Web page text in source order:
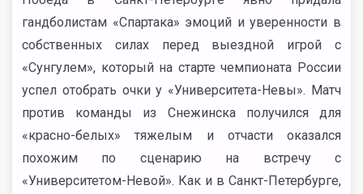
гандболистам «Спартака» эмоций и уверенности в
собственных силах перед выездной игрой с
«Сунгулем», который на старте чемпионата России
успел отобрать очки у «Университета-Невы». Матч
против команды из Снежинска получился для
«красно-белых» тяжелым и отчасти оказался
похожим по сценарию на встречу с
«Университетом-Невой». Как и в Санкт-Петербурге,